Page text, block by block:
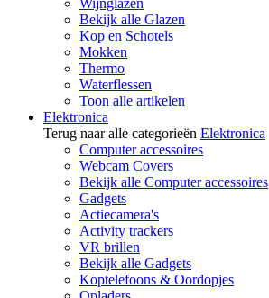
Wijnglazen
Bekijk alle Glazen
Kop en Schotels
Mokken
Thermo
Waterflessen
Toon alle artikelen
Elektronica
Terug naar alle categorieën Elektronica
Computer accessoires
Webcam Covers
Bekijk alle Computer accessoires
Gadgets
Actiecamera's
Activity trackers
VR brillen
Bekijk alle Gadgets
Koptelefoons & Oordopjes